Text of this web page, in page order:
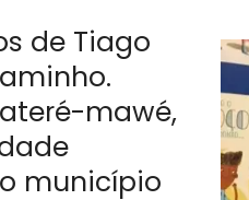
de Tiago
mawé,
município